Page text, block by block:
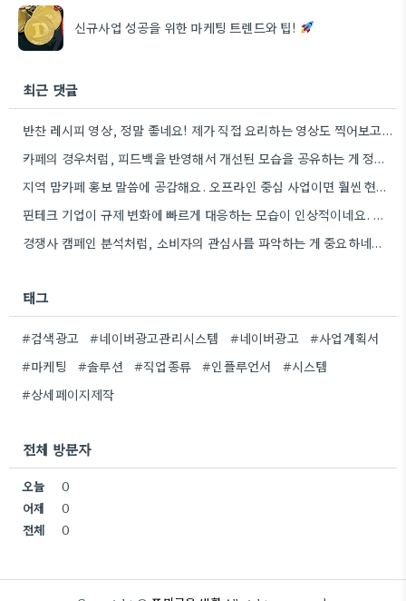
신규사업 성공을 위한 마케팅 트렌드와 팁!
최근 댓글
반찬 레시피 영상, 정말 좋네요! 제가 직접 요리하는 영상도 찍어보고 싶은 마음이 생기네요.
카페의 경우처럼, 피드백을 반영해서 개선된 모습을 공유하는 게 정말 중요하네요. 특히 제가 자주 사용하는 앱의…
지역 맘카페 홍보 말씀에 공감해요. 오프라인 중심 사업이면 훨씬 현실적인 방법인 것 같아요.
핀테크 기업이 규제 변화에 빠르게 대응하는 모습이 인상적이네요. 실제 비즈니스에 적용하기 위한 구체적인 방법론을 제시하는…
경쟁사 캠페인 분석처럼, 소비자의 관심사를 파악하는 게 중요하네요. 친환경 트렌드를 놓치지 않아서 좋네요.
태그
#검색광고 #네이버광고관리시스템 #네이버광고
#사업계획서
#마케팅
#솔루션 #직업종류 #인플루언서
#시스템
#상세페이지제작
전체 방문자
오늘
0
어제
0
전체
0